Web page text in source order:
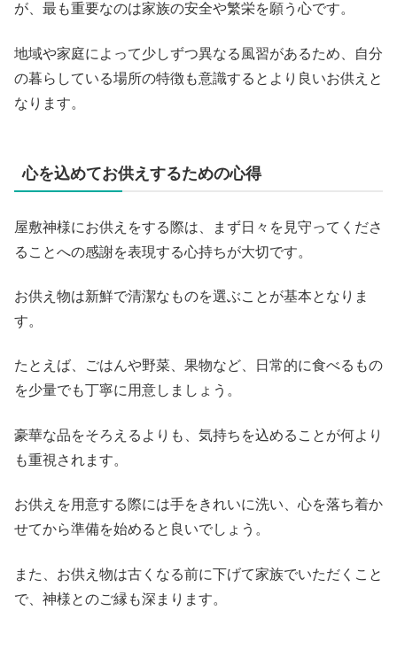
が、最も重要なのは家族の安全や繁栄を願う心です。
地域や家庭によって少しずつ異なる風習があるため、自分
の暮らしている場所の特徴も意識するとより良いお供えと
なります。
心を込めてお供えするための心得
屋敷神様にお供えをする際は、まず日々を見守ってくださ
ることへの感謝を表現する心持ちが大切です。
お供え物は新鮮で清潔なものを選ぶことが基本となりま
す。
たとえば、ごはんや野菜、果物など、日常的に食べるもの
を少量でも丁寧に用意しましょう。
豪華な品をそろえるよりも、気持ちを込めることが何より
も重視されます。
お供えを用意する際には手をきれいに洗い、心を落ち着か
せてから準備を始めると良いでしょう。
また、お供え物は古くなる前に下げて家族でいただくこと
で、神様とのご縁も深まります。